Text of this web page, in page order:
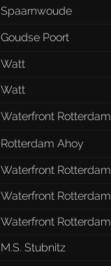
Spaarnwoude
Goudse Poort
Watt
Watt
Waterfront Rotterdam
Rotterdam Ahoy
Waterfront Rotterdam
Waterfront Rotterdam
Waterfront Rotterdam
M.S. Stubnitz